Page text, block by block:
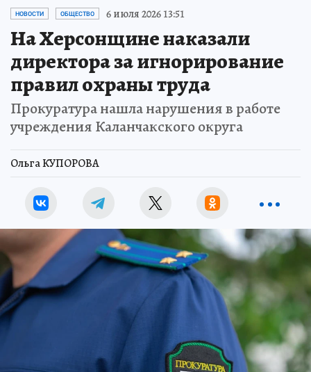
НОВОСТИ ОБЩЕСТВО 6 июля 2026 13:51
На Херсонщине наказали
директора за игнорирование
правил охраны труда
Прокуратура нашла нарушения в работе
учреждения Каланчакского округа
Ольга КУПОРОВА